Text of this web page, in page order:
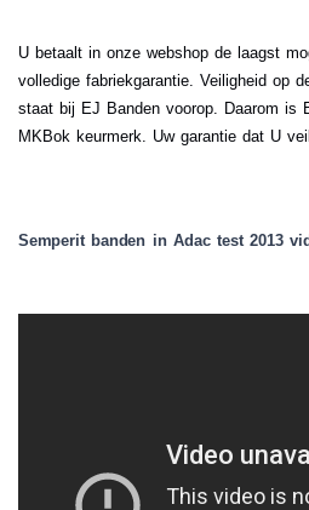
U betaalt in onze webshop de laagst
volledige fabriekgarantie. Veiligheid op
staat bij EJ Banden voorop. Daarom is
MKBok keurmerk. Uw garantie dat U
Semperit banden in Adac test 2013